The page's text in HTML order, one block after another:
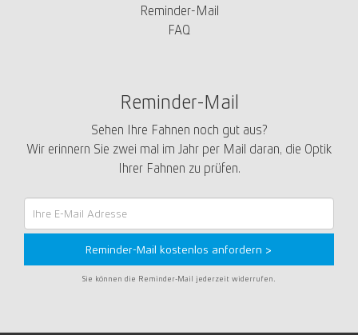
Reminder-Mail
FAQ
Reminder-Mail
Sehen Ihre Fahnen noch gut aus?
Wir erinnern Sie zwei mal im Jahr per Mail daran, die Optik
Ihrer Fahnen zu prüfen.
Mail
Reminder-Mail kostenlos anfordern >
Sie können die Reminder-Mail jederzeit widerrufen.